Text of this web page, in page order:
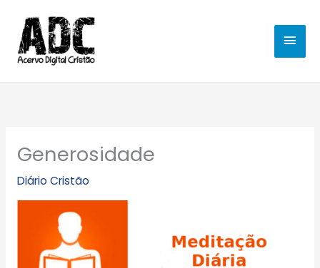
para
conteúdo
Generosidade
Diário Cristão